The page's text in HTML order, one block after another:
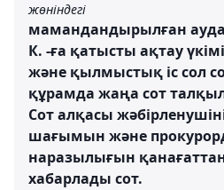
жөніндегі
мамандандырылған
К. -ға қатысты ақтау
және қылмыстық іс сол
құрамда жаңа сот
Сот алқасы
шағымын және
наразылығын
хабарлады сот.